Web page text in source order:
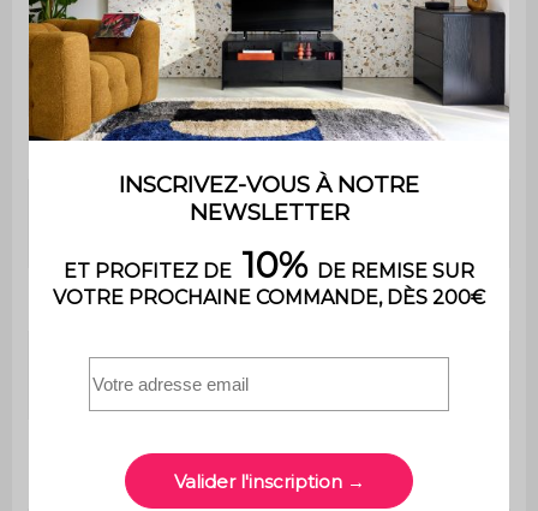
Montage
notice est fournie
Avec tiroir Oui
Longueur 100 cm
4
Console L 100 x P 29 x H 79,5cm
Epaisseur des
panneaux
1,5cm
(intérieur)